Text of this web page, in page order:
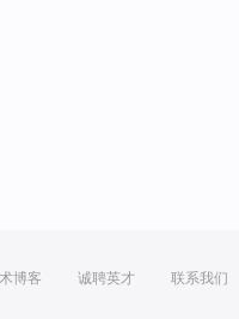
博客 诚聘英才 联系我们